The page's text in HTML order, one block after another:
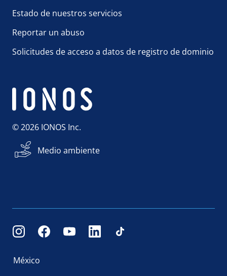
Estado de nuestros servicios
Reportar un abuso
Solicitudes de acceso a datos de registro de dominio
© 2026 IONOS Inc.
Medio ambiente
México